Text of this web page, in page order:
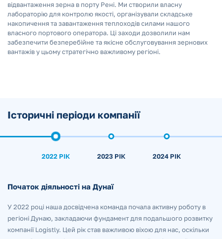
відвантаження зерна в порту Рені. Ми створили власну
лабораторію для контролю якості, організували складське
накопичення та завантаження теплоходів силами нашого
власного портового оператора. Ці заходи дозволили нам
забезпечити безперебійне та якісне обслуговування зернових
вантажів у цьому стратегічно важливому регіоні.
Історичні періоди компанії
2022 РІК 2023 РІК 2024 РІК
Початок діяльності на Дунаї
У 2022 році наша досвідчена команда почала активну роботу в
регіоні Дунаю, закладаючи фундамент для подальшого розвитку
компанії Logistly. Цей рік став важливою віхою для нас, оскільки
Розширення в Чорноморську та інвестиції в портовий
У 2023 році ми розширили свою діяльність, почавши роботу в
порту Чорноморськ. У цей же рік ми здійснили значні інвестиції в
Збільшення вантажообігу та автоматизація процесів
2024 рік став роком інтенсивного розвитку для Logistly. Ми
збільшили вантажообіг і продовжили інвестувати в
автоматизацію процесів, що дозволило підвищити ефективність